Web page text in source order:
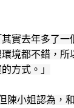
實去年多了一
境都不錯，所
方式。」
陳小姐認為，